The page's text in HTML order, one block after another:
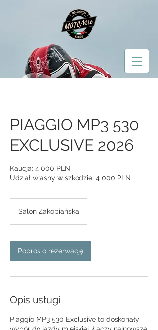
PIAGGIO MP3 530
EXCLUSIVE 2026
Kaucja: 4 000 PLN
Udział własny w szkodzie: 4 000 PLN
Salon Zakopiańska
Poproś o rezerwację
Opis usługi
Piaggio MP3 530 Exclusive to doskonały